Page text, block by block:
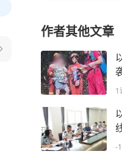
作者其他文章
1
-